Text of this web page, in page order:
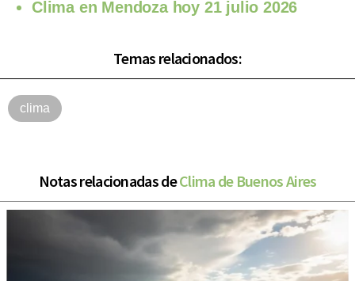
Clima en Mendoza hoy 21 julio 2026
Temas relacionados:
clima
Notas relacionadas deClima de Buenos Aires